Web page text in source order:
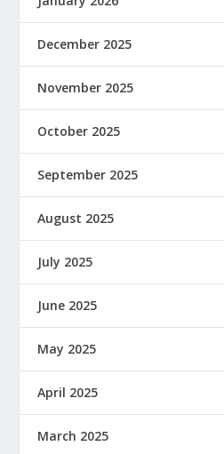
December 2025
November 2025
October 2025
September 2025
August 2025
July 2025
June 2025
May 2025
April 2025
March 2025